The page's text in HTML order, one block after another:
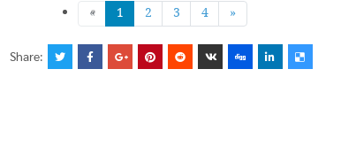
« 1 2 3 4 »
Share: